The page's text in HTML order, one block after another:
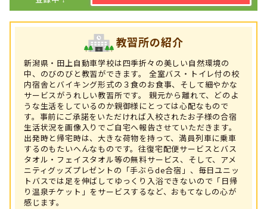
教習所の紹介
新潟県・田上自動車学校は四季折々の美しい自然環境の
中、のびのびと教習ができます。 全室バス・トイレ付の校
内宿舎とバイキング形式の３食のお食事、そして細やかな
サービスがうれしい教習所です。 親元から離れて、どのよ
うな生活をしているのか親御様にとっては心配なもので
す。事前にご承諾をいただければ入校されたお子様の合宿
生活状況を画像入りでご自宅へ報告させていただきます。
出発時と帰宅時は、大きな荷物を持って、満員列車に乗車
するのもたいへんなものです。往復宅配便サービスとバス
タオル・フェイスタオル等の無料サービス、そして、アメ
ニティグッズプレゼントの「手ぶらde合宿」、毎日ユニッ
トバスでは足を伸ばしてゆっくり入浴できないので「日帰
り温泉チケット」をサービスするなど、おもてなしの心が
感じます。